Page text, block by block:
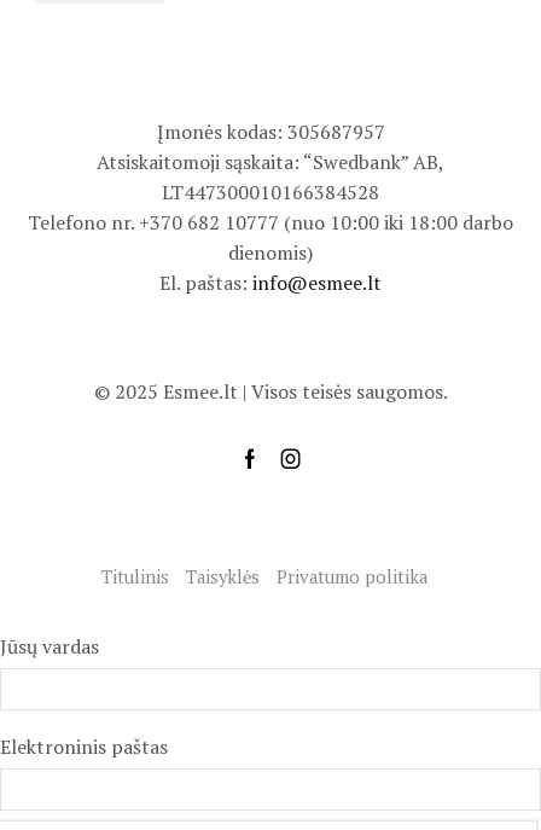
Įmonės kodas: 305687957
Atsiskaitomoji sąskaita: “Swedbank” AB,
LT447300010166384528
Telefono nr. +370 682 10777 (nuo 10:00 iki 18:00 darbo
dienomis)
El. paštas: info@esmee.lt
© 2025 Esmee.lt | Visos teisės saugomos.
Titulinis Taisyklės Privatumo politika
Jūsų vardas
Elektroninis paštas